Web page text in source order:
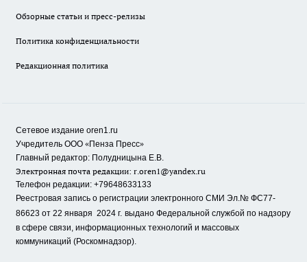
Обзорные статьи и пресс-релизы
Политика конфиденциальности
Редакционная политика
Сетевое издание oren1.ru
Учредитель ООО «Пенза Пресс»
Главный редактор: Полудницына Е.В.
Электронная почта редакции: r.oren1@yandex.ru
Телефон редакции: +79648633133
Реестровая запись о регистрации электронного СМИ Эл.№ ФС77-
86623 от 22 января 2024 г. выдано Федеральной службой по надзору
в сфере связи, информационных технологий и массовых
коммуникаций (Роскомнадзор).